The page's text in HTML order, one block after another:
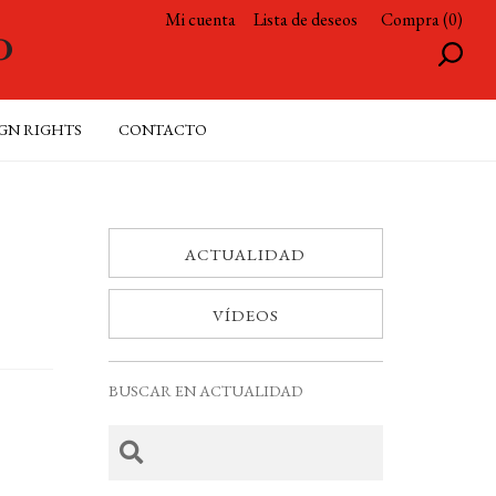
Mi cuenta Lista de deseos Compra (0)
RIGHTS CONTACTO
ACTUALIDAD
VÍDEOS
BUSCAR EN ACTUALIDAD